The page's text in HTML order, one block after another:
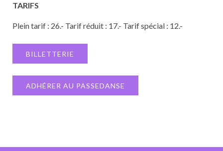
TARIFS
Plein tarif : 26.- Tarif réduit : 17.- Tarif spécial : 12.-
BILLETTERIE
ADHÉRER AU PASSEDANSE